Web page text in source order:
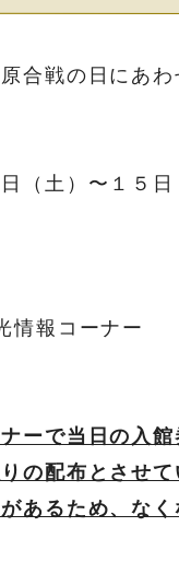
合戦の日にあ
（土）〜１５
情報コーナー
ーで当日の入
の配布とさせ
あるため、な